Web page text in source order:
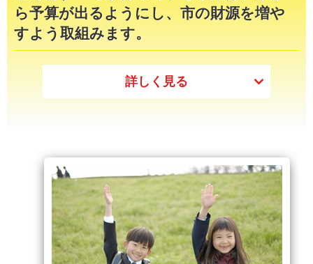
ら予算が出るようにし、市の財源を増や
すよう取組みます。
詳しく見る